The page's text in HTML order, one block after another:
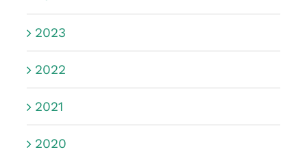
2023
2022
2021
2020